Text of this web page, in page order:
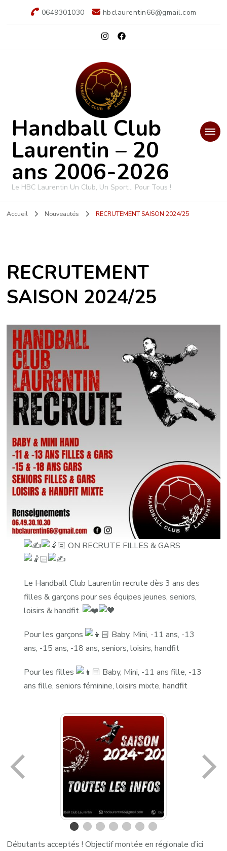
0649301030 hbclaurentin66@gmail.com
Handball Club
Laurentin – 20
ans 2006-2026
Le HBC Laurentin Un Club, Un Sport… Pour Tous !
Accueil Nouveautés RECRUTEMENT SAISON 2024/25
RECRUTEMENT
SAISON 2024/25
ON RECRUTE FILLES & GARS
Le Handball Club Laurentin recrute dès 3 ans des
filles & garçons pour ses équipes jeunes, seniors,
loisirs & handfit.
Pour les garçons
Baby, Mini, -11 ans, -13
ans, -15 ans, -18 ans, seniors, loisirs, handfit
Pourles filles
Baby, Mini, -11 ans fille, -13
ans fille, seniors féminine, loisirs mixte, handfit
Débutants acceptés ! Objectif montée en régionale d’ici